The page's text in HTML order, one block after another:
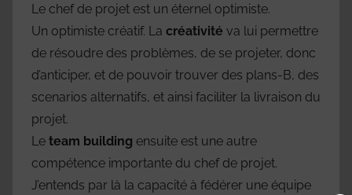
Le chef de projet est un éternel optimiste.
Un optimiste créatif. La créativité va lui permettre
de résoudre des problèmes, de se projeter, donc
d’anticiper, et de pouvoir trouver des plans-B, des
scenarios alternatifs, et ainsi faciliter la livraison du
projet.
Le team building ensuite est une autre
compétence importante du chef de projet.
J’entends par là la capacité à fédérer une équipe